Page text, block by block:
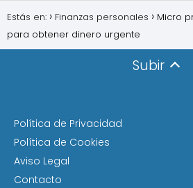
Estás en: Finanzas personales
Micro
para obtener dinero urgente
Subir
Política de Privacidad
Política de Cookies
Aviso Legal
Contacto